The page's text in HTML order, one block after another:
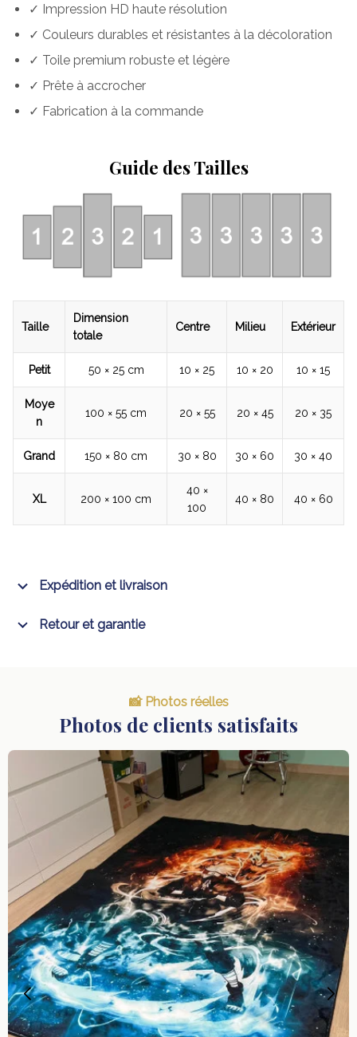
✓ Impression HD haute résolution
✓ Couleurs durables et résistantes à la décoloration
✓ Toile premium robuste et légère
✓ Prête à accrocher
✓ Fabrication à la commande
Guide des Tailles
Taille
Dimension
totale
Centre Milieu Extérieur
Petit 50 × 25 cm 10 × 25 10 × 20 10 × 15
Moye
n
100 × 55 cm 20 × 55 20 × 45 20 × 35
Grand 150 × 80 cm 30 × 80 30 × 60 30 × 40
XL 200 × 100 cm
40 ×
100
40 × 80 40 × 60
Expédition et livraison
Retour et garantie
📸 Photos réelles
Photos de clients satisfaits